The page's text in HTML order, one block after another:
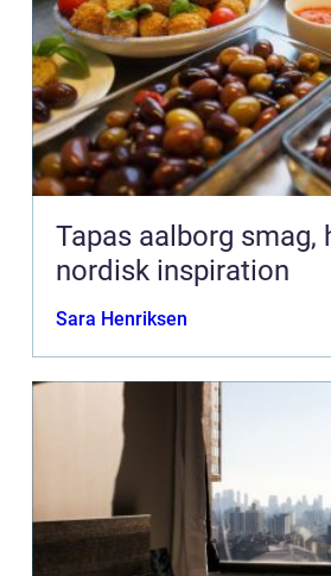
Tapas aalborg smag, hygge og
nordisk inspiration
Sara Henriksen